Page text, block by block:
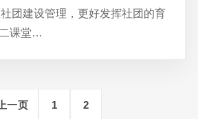
团建设管理，更好发挥社团的育
二课堂…
上一页 1 2